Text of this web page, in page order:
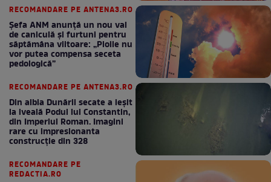
RECOMANDARE PE ANTENA3.RO
Șefa ANM anunță un nou val
de caniculă și furtuni pentru
săptămâna viitoare: „Ploile nu
vor putea compensa seceta
pedologică”
RECOMANDARE PE ANTENA3.RO
Din albia Dunării secate a ieșit
la iveală Podul lui Constantin,
din Imperiul Roman. Imagini
rare cu impresionanta
construcție din 328
RECOMANDARE PE
REDACTIA.RO